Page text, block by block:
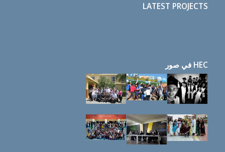
LATEST PROJECTS
HEC في صور